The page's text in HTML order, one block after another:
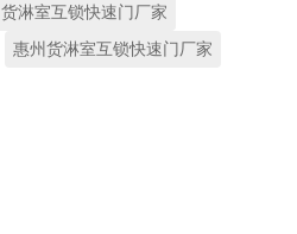
货淋室互锁快速门厂家
惠州货淋室互锁快速门厂家